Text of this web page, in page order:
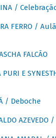
/
FERRO /
FALCÃO
PURI E
/ Deboche